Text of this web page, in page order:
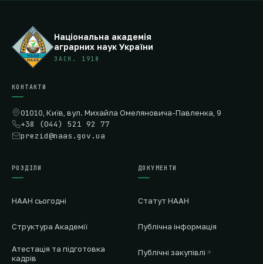
Національна академія
аграрних наук України
ЗАСН. 1918
КОНТАКТИ
01010, Київ, вул. Михайла Омеляновича-Павленка, 9
+38 (044) 521 92 77
prezid@naas.gov.ua
РОЗДІЛИ
НААН сьогодні
Структура Академії
Атестація та підготовка
кадрів
ДОКУМЕНТИ
Статут НААН
Публічна інформація
Публічні закупівлі